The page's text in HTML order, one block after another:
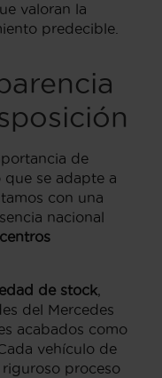
valoran la
predecible.
de
se adapte a
con una
nacional
de stock,
del Mercedes
acabados como
Cada vehículo de
proceso